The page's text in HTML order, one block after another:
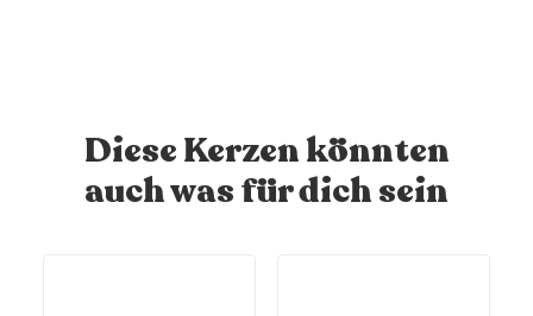
Diese Kerzen könnten
auch was für dich sein